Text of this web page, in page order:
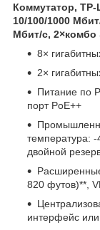
Коммутатор, TP-
10/100/1000
Мбит/с, 2×комбо
8×
2×
Питание по
порт PoE++
температура:
двойной
820 футов)**,
интерфейс